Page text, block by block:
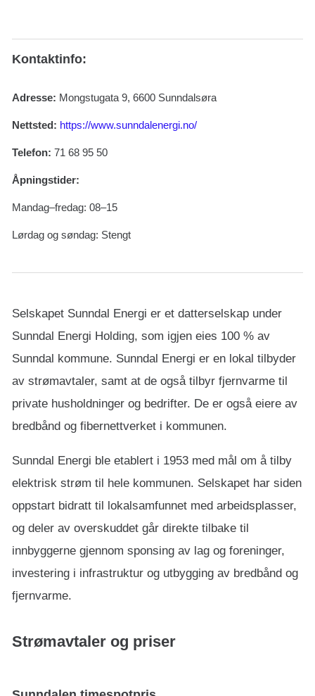
Kontaktinfo:
Adresse: Mongstugata 9, 6600 Sunndalsøra
Nettsted: https://www.sunndalenergi.no/
Telefon: 71 68 95 50
Åpningstider:
Mandag–fredag: 08–15
Lørdag og søndag: Stengt
Selskapet Sunndal Energi er et datterselskap under
Sunndal Energi Holding, som igjen eies 100 % av
Sunndal kommune. Sunndal Energi er en lokal tilbyder
av strømavtaler, samt at de også tilbyr fjernvarme til
private husholdninger og bedrifter. De er også eiere av
bredbånd og fibernettverket i kommunen.
Sunndal Energi ble etablert i 1953 med mål om å tilby
elektrisk strøm til hele kommunen. Selskapet har siden
oppstart bidratt til lokalsamfunnet med arbeidsplasser,
og deler av overskuddet går direkte tilbake til
innbyggerne gjennom sponsing av lag og foreninger,
investering i infrastruktur og utbygging av bredbånd og
fjernvarme.
Strømavtaler og priser